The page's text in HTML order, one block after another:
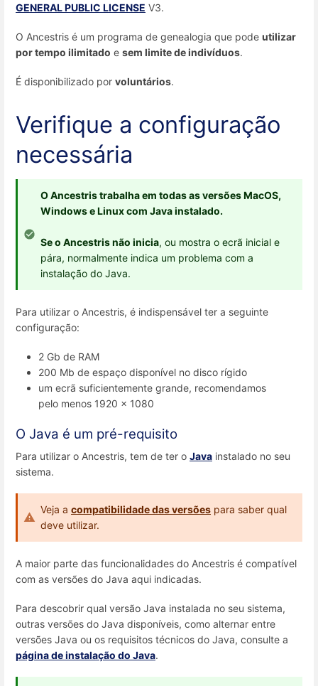
GENERAL PUBLIC LICENSE V3.
O Ancestris é um programa de genealogia que pode utilizar
por tempo ilimitado e sem limite de indivíduos.
É disponibilizado por voluntários.
Verifique a configuração
necessária
O Ancestris trabalha em todas as versões MacOS,
Windows e Linux com Java instalado.
Se o Ancestris não inicia, ou mostra o ecrã inicial e
pára, normalmente indica um problema com a
instalação do Java.
Para utilizar o Ancestris, é indispensável ter a seguinte
configuração:
2 Gb de RAM
200 Mb de espaço disponível no disco rígido
um ecrã suficientemente grande, recomendamos
pelo menos 1920 x 1080
O Java é um pré-requisito
Para utilizar o Ancestris, tem de ter o Java instalado no seu
sistema.
Veja a compatibilidade das versões para saber qual
deve utilizar.
A maior parte das funcionalidades do Ancestris é compatível
com as versões do Java aqui indicadas.
Para descobrir qual versão Java instalada no seu sistema,
outras versões do Java disponíveis, como alternar entre
versões Java ou os requisitos técnicos do Java, consulte a
página de instalação do Java.